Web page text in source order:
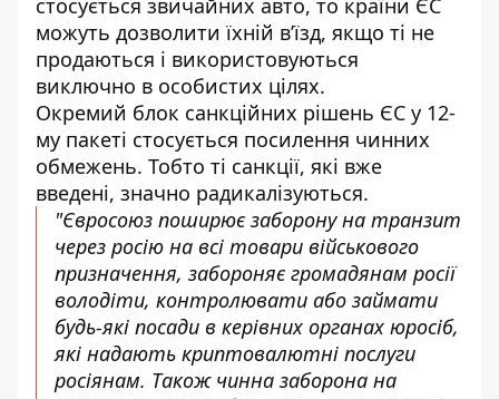
стосується звичайних авто, то країни ЄС
можуть дозволити їхній в’їзд, якщо ті не
продаються і використовуються
виключно в особистих цілях.
Окремий блок санкційних рішень ЄС у 12-
му пакеті стосується посилення чинних
обмежень. Тобто ті санкції, які вже
введені, значно радикалізуються.
"Євросоюз поширює заборону на транзит
через росію на всі товари військового
призначення, забороняє громадянам росії
володіти, контролювати або займати
будь-які посади в керівних органах юросіб,
які надають криптовалютні послуги
росіянам. Також чинна заборона на